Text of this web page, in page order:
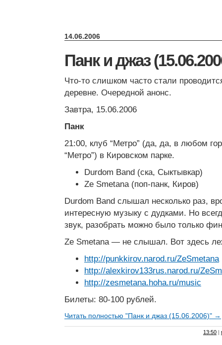
14.06.2006
Панк и джаз
Что-то слишком часто стали
деревне. Очередной анонс.
Завтра, 15.06.2006
Панк
21:00, клуб “Метро” (да, да, в любом
“Метро”) в Кировском парке.
Durdom Band (ска, Сыктывкар)
Ze Smetana (поп-панк, Киров)
Durdom Band слышал несколько раз,
интересную музыку с дудками. Но
звук, разобрать можно было только
Ze Smetana — не слышал. Вот здесь
http://punkkirov.narod.ru/ZeSmetana
http://alexkirov133rus.narod.ru/
http://zesmetana.hoha.ru/music
Билеты: 80-100 рублей.
Читать полностью "Панк и джаз (15.06.2006)" →
13:50 |